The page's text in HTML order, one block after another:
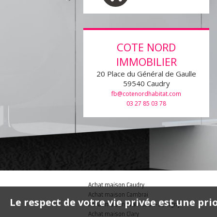
COTE NORD
IMMOBILIER
20 Place du Général de Gaulle
59540 Caudry
fb@cotenordhabitat.com
03 27 85 03 78
Achat maison Caudry
Achat maison Cambrai
Achat maison Walincourt-Selvigny
Achat maison Clary
Le respect de votre vie privée est une